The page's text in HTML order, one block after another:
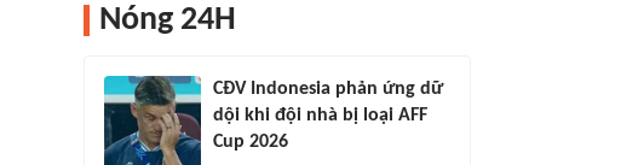
Nóng 24H
CĐV Indonesia phản ứng dữ
dội khi đội nhà bị loại AFF
Cup 2026